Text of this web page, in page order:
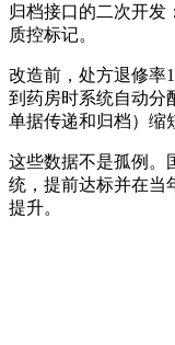
归档接口的二次开发
质控标记。
改造前，处方退修率
到药房时系统自动分
单据传递和归档）缩
这些数据不是孤例。
统，提前达标并在当
提升。